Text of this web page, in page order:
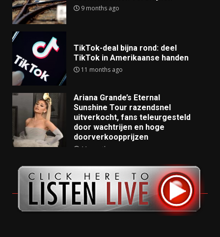
9 months ago
TikTok-deal bijna rond: deel
TikTok in Amerikaanse handen
11 months ago
Ariana Grande’s Eternal
Sunshine Tour razendsnel
uitverkocht, fans teleurgesteld
door wachtrijen en hoge
doorverkoopprijzen
11 months ago